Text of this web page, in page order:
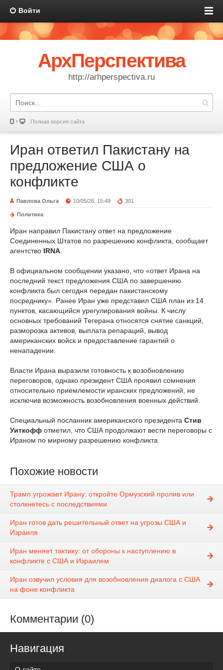
Войти
АрхПерспектива
http://arhperspectiva.ru
Полная версия сайта
Иран ответил Пакистану на
предложение США о
конфликте
Павлова Ольга 10/05/26, 15:49 301
Политика
Иран направил Пакистану ответ на предложение
Соединенных Штатов по разрешению конфликта, сообщает
агентство IRNA
В официальном сообщении указано, что «ответ Ирана на
последний текст предложения США по завершению
конфликта был сегодня передан пакистанскому
посреднику». Ранее Иран уже представил США план из 14
пунктов, касающийся урегулирования войны. К числу
основных требований Тегерана относятся снятие санкций,
разморозка активов, выплата репараций, вывод
американских войск и предоставление гарантий о
ненападении.
Власти Ирана выразили готовность к возобновлению
переговоров, однако президент США проявил сомнения
относительно приемлемости иранских предложений, не
исключив возможность возобновления военных действий.
Специальный посланник американского президента Стив
Уиткофф отметил, что США продолжают вести переговоры с
Ираном по мирному разрешению конфликта.
Похожие новости
Трамп угрожает Ирану: откройте Ормузский пролив или
столкнетесь с последствиями
Иран готов дать решительный ответ на угрозы США и
Израиля
Иран меняет тактику: от обороны к наступлению в
конфликте с США и Израилем
Иран озвучил условия для возобновления диалога с США
на фоне конфликта
Комментарии (0)
Навигация